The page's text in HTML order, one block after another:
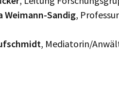
Weimann-Sandig,
, Mediatorin/